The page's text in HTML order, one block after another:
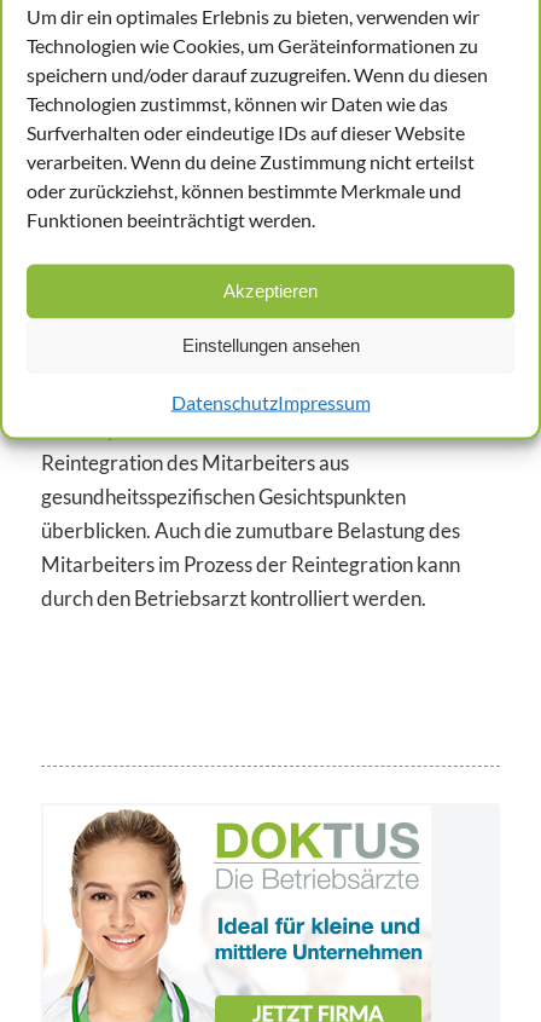
Um dir ein optimales Erlebnis zu bieten, verwenden wir
Technologien wie Cookies, um Geräteinformationen zu
speichern und/oder darauf zuzugreifen. Wenn du diesen
Technologien zustimmst, können wir Daten wie das
Surfverhalten oder eindeutige IDs auf dieser Website
verarbeiten. Wenn du deine Zustimmung nicht erteilst
oder zurückziehst, können bestimmte Merkmale und
Funktionen beeinträchtigt werden.
Akzeptieren
Einstellungen ansehen
DatenschutzImpressum
durchgeführt werden, wenn die sich aus der
Erkrankung ergebenden Fähigkeitsstörungen am
Arbeitsplatz bekannt sind. Allerdings müssen diese
sehr sensiblen gesundheitlichen Angaben nur
insoweit gemacht werden, als sie zur
Sachaufklärung notwendig sind und zur
Lösungsfindung beitragen.”
Aufgaben des Betriebsarzt
Sinnvoll ist es, das Verfahren des BEMs mit einem
Betriebsmediziner gemeinsam durchzuführen. Der
Betriebsarzt kann die Gefahren eines
Reintegration des Mitarbeiters aus
gesundheitsspezifischen Gesichtspunkten
überblicken. Auch die zumutbare Belastung des
Mitarbeiters im Prozess der Reintegration kann
durch den Betriebsarzt kontrolliert werden.